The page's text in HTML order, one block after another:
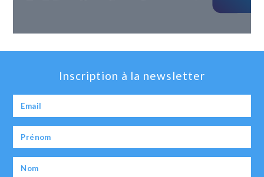
Inscription à la newsletter